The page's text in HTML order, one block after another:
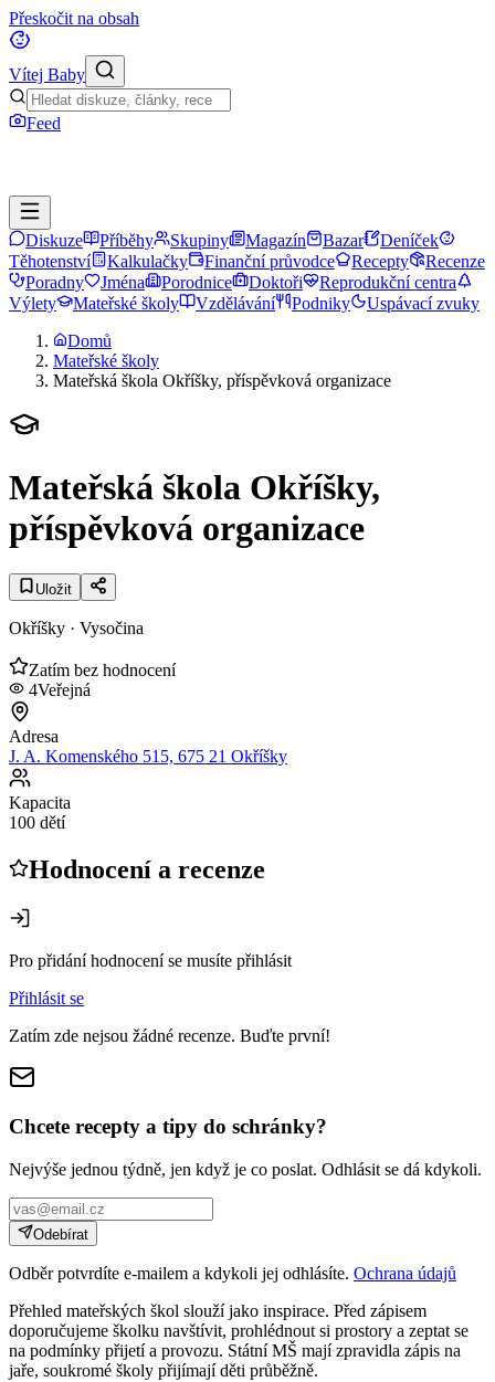
Přeskočit na obsah
Vítej Baby
Feed
Diskuze Příběhy Skupiny Magazín Bazar
Deníček
Těhotenství
Kalkulačky Finanční průvodce Recepty
Recenze
Poradny
Jména Porodnice Doktoři
Reprodukční centra
Výlety
Mateřské školy Vzdělávání Podniky
Uspávací zvuky
Domů
Mateřské školy
Mateřská škola Okříšky, příspěvková organizace
Mateřská škola Okříšky,
příspěvková organizace
Uložit
Okříšky · Vysočina
Zatím bez hodnocení
4Veřejná
Adresa
J. A. Komenského 515, 675 21 Okříšky
Kapacita
100 dětí
Hodnocení a recenze
Pro přidání hodnocení se musíte přihlásit
Přihlásit se
Zatím zde nejsou žádné recenze. Buďte první!
Chcete recepty a tipy do schránky?
Nejvýše jednou týdně, jen když je co poslat. Odhlásit se dá kdykoli.
Odebírat
Odběr potvrdíte e-mailem a kdykoli jej odhlásíte. Ochrana údajů
Přehled mateřských škol slouží jako inspirace. Před zápisem
doporučujeme školku navštívit, prohlédnout si prostory a zeptat se
na podmínky přijetí a provozu. Státní MŠ mají zpravidla zápis na
jaře, soukromé školy přijímají děti průběžně.